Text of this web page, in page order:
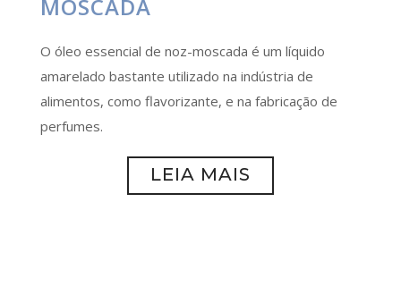
MOSCADA
O óleo essencial de noz-moscada é um líquido
amarelado bastante utilizado na indústria de
alimentos, como flavorizante, e na fabricação de
perfumes.
LEIA MAIS